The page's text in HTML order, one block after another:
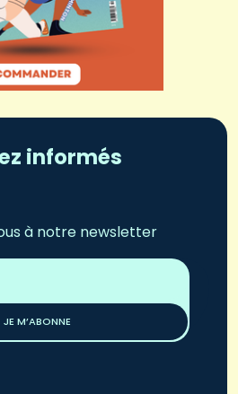
informés
à notre newsletter
JE M’ABONNE